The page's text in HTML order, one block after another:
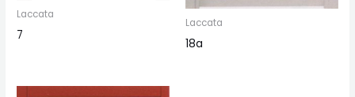
Laccata
7
Laccata
18a